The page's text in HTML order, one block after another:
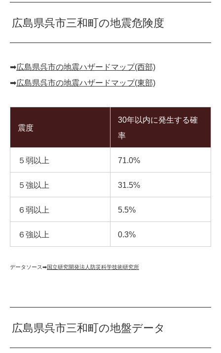
広島県呉市三和町の地震危険度
➡︎広島県呉市の地震ハザードマップ(西部)
➡︎広島県呉市の地震ハザードマップ(東部)
震度
30年以内に発生する確
率
５弱以上 71.0%
５強以上 31.5%
６弱以上 5.5%
６強以上 0.3%
データソース➡︎国立研究開発法人防災科学技術研究所
広島県呉市三和町の地盤データ